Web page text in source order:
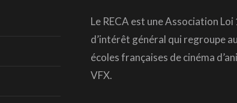
Le RECA est une Association
d’intérêt général qui regroupe
écoles françaises de cinéma
VFX.